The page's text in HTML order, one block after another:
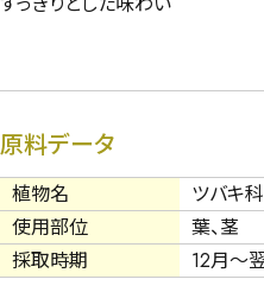
原料データ
植物名
ツバキ
使用部位
葉、茎
採取時期
12月～